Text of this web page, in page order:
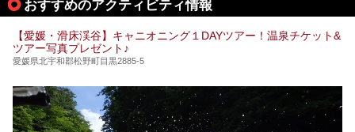
銭湯をピックアップしました。
おすすめのアクティビティ情報
【愛媛・滑床渓谷】キャニオニング１DAYツアー！温泉チケット&
ツアー写真プレゼント♪
愛媛県北宇和郡松野町目黒2885-5